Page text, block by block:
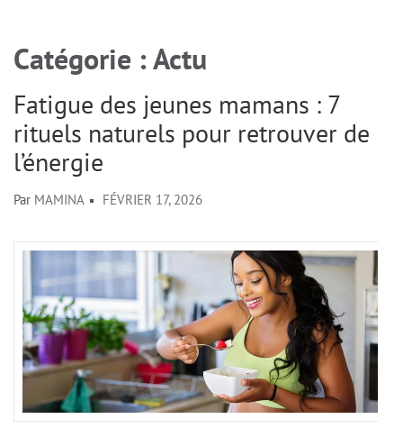
Catégorie :Actu
Fatigue des jeunes mamans : 7
rituels naturels pour retrouver de
l’énergie
Par MAMINA FÉVRIER 17, 2026